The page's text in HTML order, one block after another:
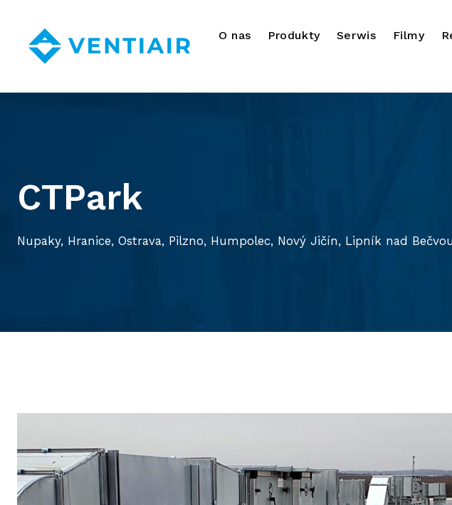
O nas Produkty Serwis Filmy
CTPark
Nupaky, Hranice, Ostrava, Pilzno, Humpolec, Nový Jičín, Lipník nad